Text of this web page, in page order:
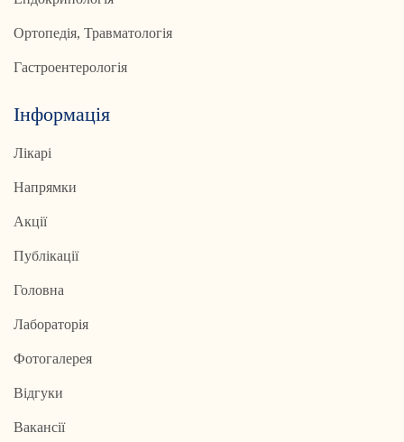
Ортопедія, Травматологія
Гастроентерологія
Інформація
Лікарі
Напрямки
Акції
Публікації
Головна
Лабораторія
Фотогалерея
Відгуки
Вакансії